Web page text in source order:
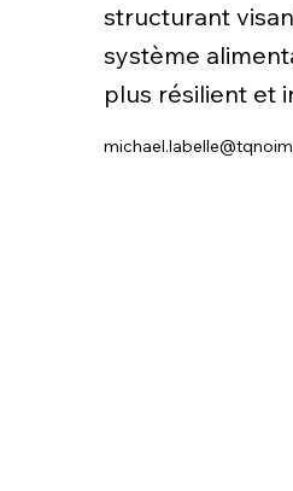
structurant
système
plus résilient et